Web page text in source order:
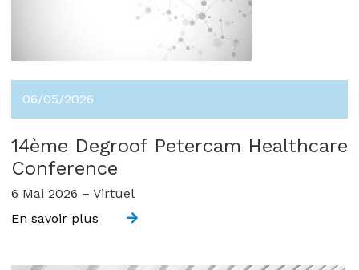
06/05/2026
14ème Degroof Petercam Healthcare
Conference
6 Mai 2026 – Virtuel
En savoir plus